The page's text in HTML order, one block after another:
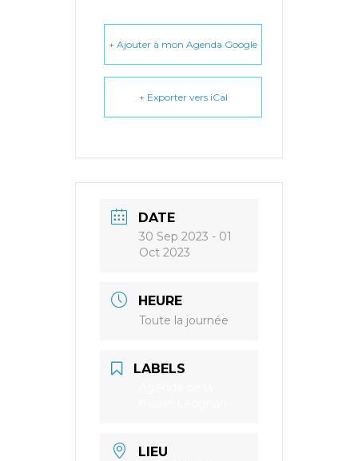
+ Ajouter à mon Agenda Google
+ Exporter vers iCal
DATE
30 Sep 2023 - 01
Oct 2023
HEURE
Toute la journée
LABELS
LIEU